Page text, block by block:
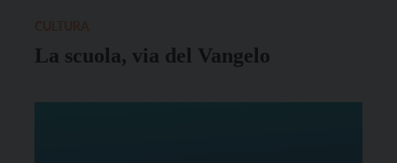
La scuola, via del Vangelo